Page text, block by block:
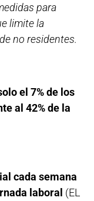
para
limite la
no residentes.
el 7% de los
al 42% de la
cada semana
laboral (EL